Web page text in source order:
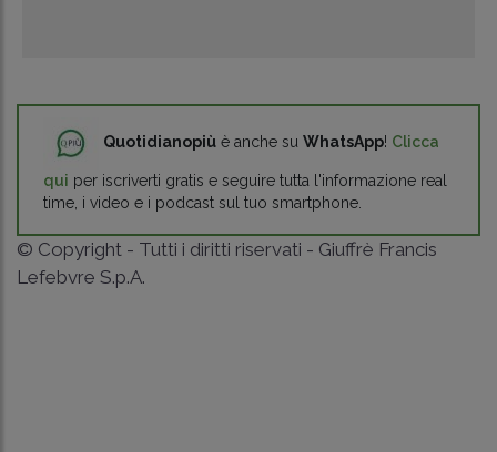
Quotidianopiù è anche su WhatsApp! Clicca
qui per iscriverti gratis e seguire tutta l'informazione real
time, i video e i podcast sul tuo smartphone.
© Copyright - Tutti i diritti riservati - Giuffrè Francis
Lefebvre S.p.A.